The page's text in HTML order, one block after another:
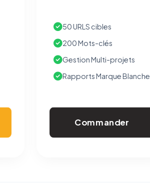
50 URLS cibles
200 Mots-clés
Gestion Multi-projets
Rapports Marque Blanche
Commander